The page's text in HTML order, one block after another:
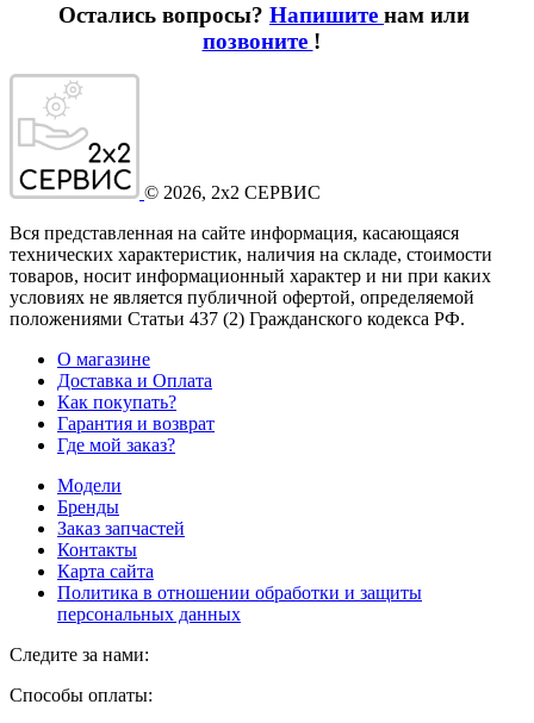
Остались вопросы? Напишите нам или
позвоните !
© 2026, 2x2 СЕРВИС
Вся представленная на сайте информация, касающаяся
технических характеристик, наличия на складе, стоимости
товаров, носит информационный характер и ни при каких
условиях не является публичной офертой, определяемой
положениями Статьи 437 (2) Гражданского кодекса РФ.
О магазине
Доставка и Оплата
Как покупать?
Гарантия и возврат
Где мой заказ?
Модели
Бренды
Заказ запчастей
Контакты
Карта сайта
Политика в отношении обработки и защиты
персональных данных
Следите за нами:
Способы оплаты: